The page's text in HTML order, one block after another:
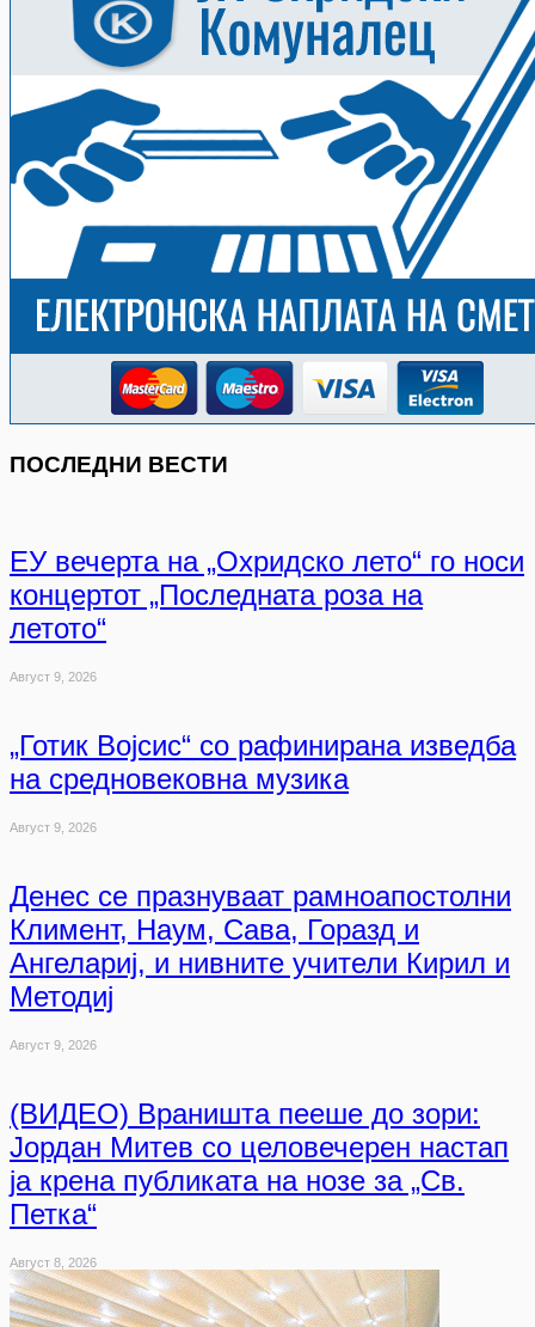
ПОСЛЕДНИ ВЕСТИ
ЕУ вечерта на „Охридско лето“ го носи
концертот „Последната роза на
летото“
Август 9, 2026
„Готик Војсис“ со рафинирана изведба
на средновековна музика
Август 9, 2026
Денес се празнуваат рамноапостолни
Климент, Наум, Сава, Горазд и
Ангелариј, и нивните учители Кирил и
Методиј
Август 9, 2026
(ВИДЕО) Враништа пееше до зори:
Јордан Митев со целовечерен настап
ја крена публиката на нозе за „Св.
Петка“
Август 8, 2026